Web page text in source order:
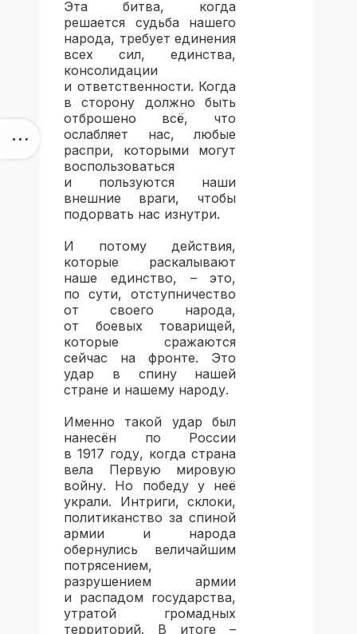
Эта битва, когда
решается судьба нашего
народа, требует единения
всех сил, единства,
консолидации
и ответственности. Когда
в сторону должно быть
отброшено всё, что
ослабляет нас, любые
распри, которыми могут
воспользоваться
и пользуются наши
внешние враги, чтобы
подорвать нас изнутри.
И потому действия,
которые раскалывают
наше единство, – это,
по сути, отступничество
от своего народа,
от боевых товарищей,
которые сражаются
сейчас на фронте. Это
удар в спину нашей
стране и нашему народу.
Именно такой удар был
нанесён по России
в 1917 году, когда страна
вела Первую мировую
войну. Но победу у неё
украли. Интриги, склоки,
политиканство за спиной
армии и народа
обернулись величайшим
потрясением,
разрушением армии
и распадом государства,
утратой громадных
территорий. В итоге –